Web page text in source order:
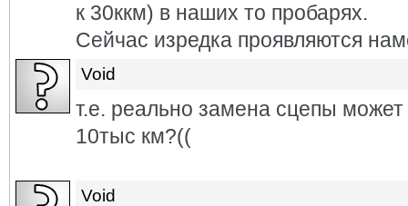
к 30ккм) в наших то пробарях.
Сейчас изредка проявляются
Void
т.е. реально замена сцепы
10тыс км?((
Void